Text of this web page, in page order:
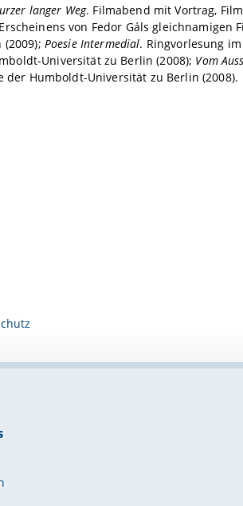
langer Weg. Filmabend mit Vortrag,
von Fedor Gáls gleichnamigen
Poesie Intermedial. Ringvorlesung
Universität zu Berlin (2008); Vom
Humboldt-Universität zu Berlin (2008).